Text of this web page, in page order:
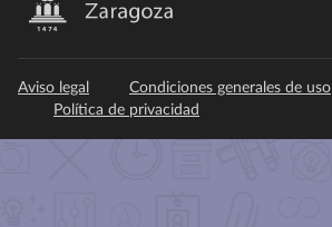
Aviso legal
Condiciones generales de uso
Política de privacidad